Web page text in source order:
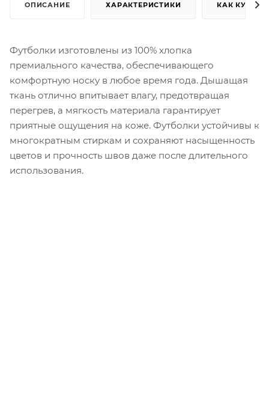
ОПИСАНИЕ ХАРАКТЕРИСТИКИ КАК КУПИТЬ
Футболки изготовлены из 100% хлопка
премиального качества, обеспечивающего
комфортную носку в любое время года. Дышащая
ткань отлично впитывает влагу, предотвращая
перегрев, а мягкость материала гарантирует
приятные ощущения на коже. Футболки устойчивы к
многократным стиркам и сохраняют насыщенность
цветов и прочность швов даже после длительного
использования.